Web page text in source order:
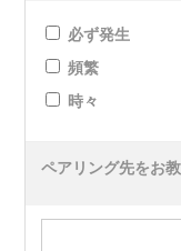
必ず発生
頻繁
時々
ペアリング先をお教